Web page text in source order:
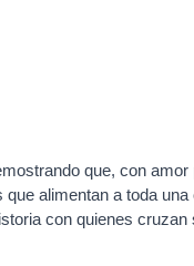
que, con
alimentan a toda
con quienes cruzan